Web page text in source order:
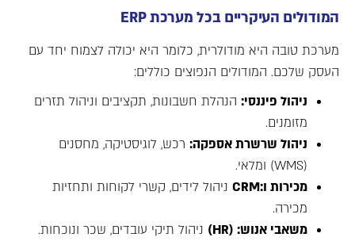
המודולים העיקריים בכל מערכתERP
מערכת טובה היא מודולרית, כלומר היא יכולה לצמוח יחד עם
העסק שלכם. המודולים הנפוצים כוללים:
ניהול פיננסי: הנהלת חשבונות, תקציבים וניהול תזרים
מזומנים.
ניהול שרשרת אספקה: רכש, לוגיסטיקה, מחסנים
(WMS) ומלאי.
מכירות ו:CRM
ניהול לידים, קשרי לקוחות ותחזיות
מכירה.
משאבי אנוש: (HR)
ניהול תיקי עובדים, שכר ונוכחות.